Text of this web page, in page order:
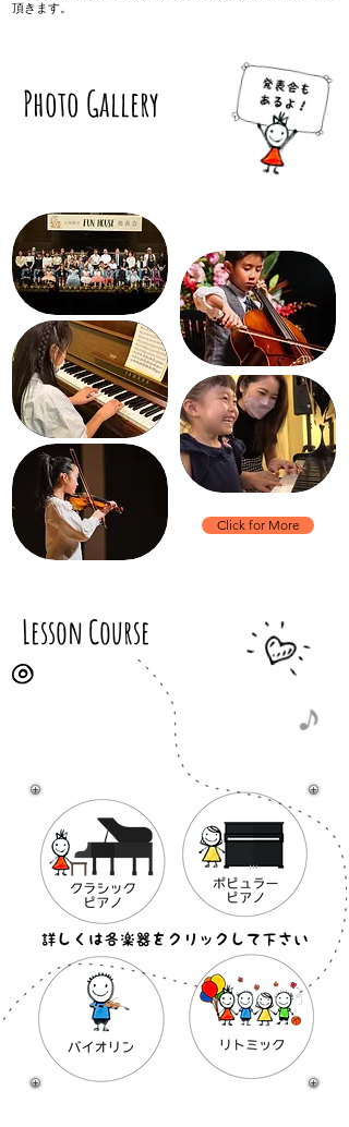
頂きます。
​Photo Gallery
Click for More
​Lesson Course